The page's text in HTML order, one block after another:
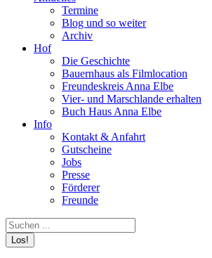
Termine
Blog und so weiter
Archiv
Hof
Die Geschichte
Bauernhaus als Filmlocation
Freundeskreis Anna Elbe
Vier- und Marschlande erhalten
Buch Haus Anna Elbe
Info
Kontakt & Anfahrt
Gutscheine
Jobs
Presse
Förderer
Freunde
Search: